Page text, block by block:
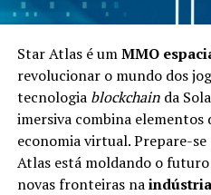
Star Atlas é umMMO
revolucionar o mundo dos
tecnologia blockchainda
imersiva combina elementos
economia virtual. Prepare-
Atlas está moldando o futuro
novas fronteiras na